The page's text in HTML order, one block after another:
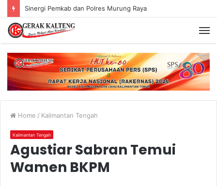
Murung Raya Menangi MTQ Korpri VIII Kalimantan Tengah
Home / Kalimantan Tengah
Kalimantan Tengah
Agustiar Sabran Temui
Wamen BKPM